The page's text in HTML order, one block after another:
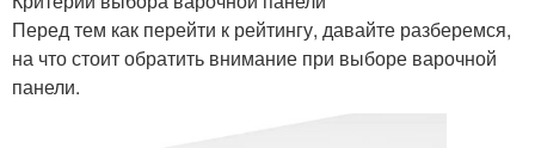
Перед тем как перейти к рейтингу, давайте разберемся,
на что стоит обратить внимание при выборе варочной
панели.